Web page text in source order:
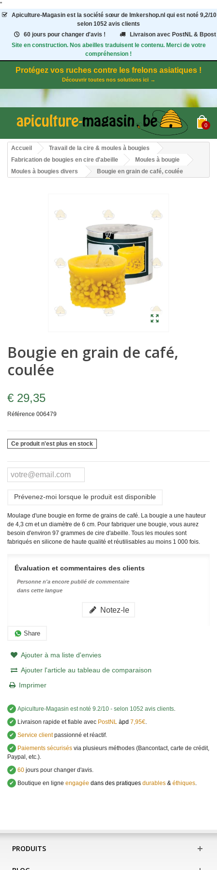
"
Apiculture-Magasinest la société sœur de Imkershop.nl qui est noté 9,2/10
selon 1052 avis clients
60 jours pour changer d'avis !
Livraison avec PostNL & Bpost
Site en construction. Nos abeilles traduisent le contenu. Merci de votre
compréhension !
Protégez vos ruches contre les frelons asiatiques !
Découvrir toutes nos solutions ici →
0
Accueil
Travail de la cire & moules à bougies
Fabrication de bougies en cire d'abeille
Moules à bougie
Moules à bougies divers
Bougie en grain de café, coulée
Bougie en grain de café,
coulée
€ 29,35
Référence 006479
Ce produit n'est plus en stock
Prévenez-moi lorsque le produit est disponible
Moulage d'une bougie en forme de grains de café. La bougie a une hauteur
de 4,3 cm et un diamètre de 6 cm. Pour fabriquer une bougie, vous aurez
besoin d'environ 97 grammes de cire d'abeille. Tous les moules sont
fabriqués en silicone de haute qualité et réutilisables au moins 1 000 fois.
Évaluation et commentaires des clients
Personne n'a encore publié de commentaire
dans cette langue
Notez-le
Share
Ajouter à ma liste d'envies
Ajouter l'article au tableau de comparaison
Imprimer
✔ Apiculture-Magasin est noté 9.2/10 - selon 1052 avis clients.
✔
Livraison rapide et fiable avec PostNL àpd 7,95€.
✔ Service clientpassionné et réactif.
✔
Paiements sécurisés via plusieurs méthodes (Bancontact, carte de crédit,
Paypal, etc.).
✔ 60 jours pour changer d'avis.
✔
Boutique en ligne engagée dans des pratiques durables & éthiques.
PRODUITS